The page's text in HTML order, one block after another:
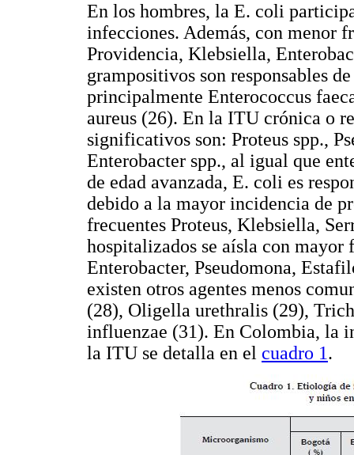
En los hombres, la E. coli
infecciones. Además, con menor
Providencia, Klebsiella,
grampositivos son responsables
principalmente Enterococcus
aureus (26). En la ITU crónica o
significativos son: Proteus spp.,
Enterobacter spp., al igual que
de edad avanzada, E. coli es
debido a la mayor incidencia de
frecuentes Proteus, Klebsiella,
hospitalizados se aísla con
Enterobacter, Pseudomona,
existen otros agentes menos
(28), Oligella urethralis (29),
influenzae (31). En Colombia, la
la ITU se detalla en el cuadro 1.